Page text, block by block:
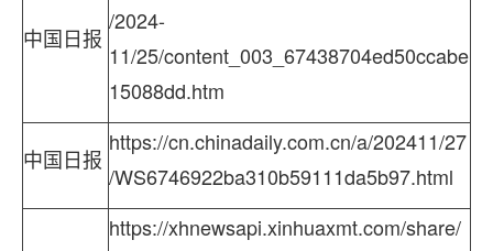
中国日报
/2024-
11/25/content_003_67438704ed50ccabe
15088dd.htm
中国日报
https://cn.chinadaily.com.cn/a/202411/27
/WS6746922ba310b59111da5b97.html
https://xhnewsapi.xinhuaxmt.com/share/